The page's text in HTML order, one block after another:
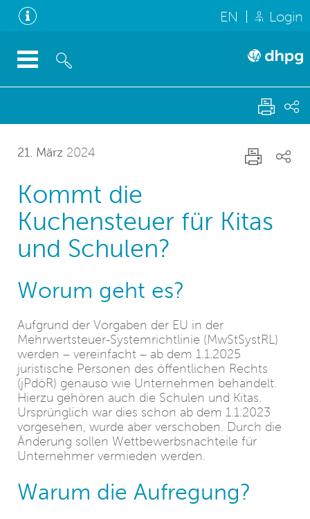
EN Login
21. März 2024
Kommt die
Kuchensteuer für Kitas
und Schulen?
Worum geht es?
Aufgrund der Vorgaben der EU in der
Mehrwertsteuer-Systemrichtlinie (MwStSystRL)
werden – vereinfacht – ab dem 1.1.2025
juristische Personen des öffentlichen Rechts
(jPdöR) genauso wie Unternehmen behandelt.
Hierzu gehören auch die Schulen und Kitas.
Ursprünglich war dies schon ab dem 1.1.2023
vorgesehen, wurde aber verschoben. Durch die
Änderung sollen Wettbewerbsnachteile für
Unternehmer vermieden werden.
Warum die Aufregung?